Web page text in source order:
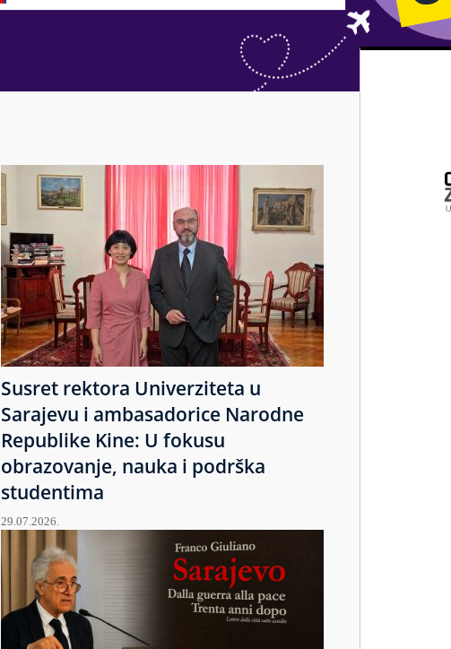
Susret rektora Univerziteta u
Sarajevu i ambasadorice Narodne
Republike Kine: U fokusu
obrazovanje, nauka i podrška
studentima
29.07.2026.